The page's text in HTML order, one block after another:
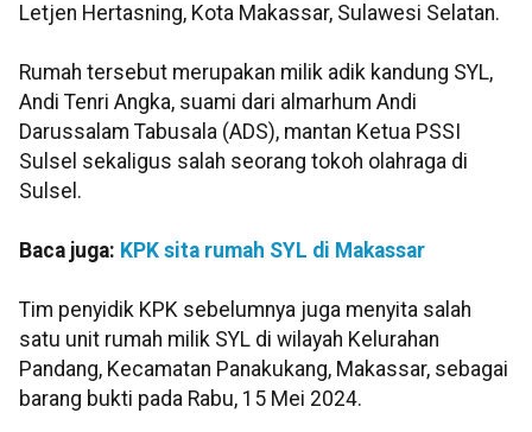
Letjen Hertasning, Kota Makassar, Sulawesi Selatan.
Rumah tersebut merupakan milik adik kandung SYL,
Andi Tenri Angka, suami dari almarhum Andi
Darussalam Tabusala (ADS), mantan Ketua PSSI
Sulsel sekaligus salah seorang tokoh olahraga di
Sulsel.
Baca juga: KPK sita rumah SYL di Makassar
Tim penyidik KPK sebelumnya juga menyita salah
satu unit rumah milik SYL di wilayah Kelurahan
Pandang, Kecamatan Panakukang, Makassar, sebagai
barang bukti pada Rabu, 15 Mei 2024.